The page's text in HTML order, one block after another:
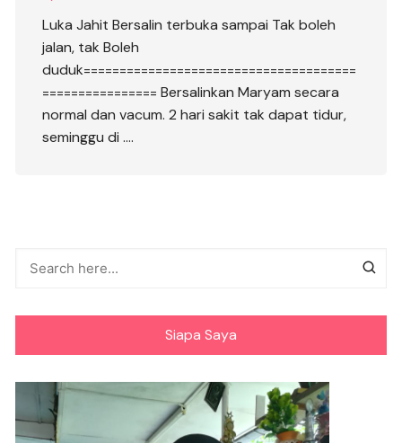
Luka Jahit Bersalin terbuka sampai Tak boleh
jalan, tak Boleh
duduk======================================
================ Bersalinkan Maryam secara
normal dan vacum. 2 hari sakit tak dapat tidur,
seminggu di ….
Siapa Saya